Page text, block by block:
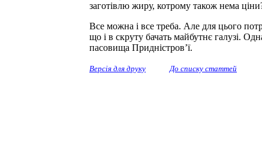
заготівлю жиру, котрому також нема
Все можна і все треба. Але для цього
що і в скруту бачать майбутнє галузі.
пасовища Придністров’ї.
Версія для друку До списку статтей